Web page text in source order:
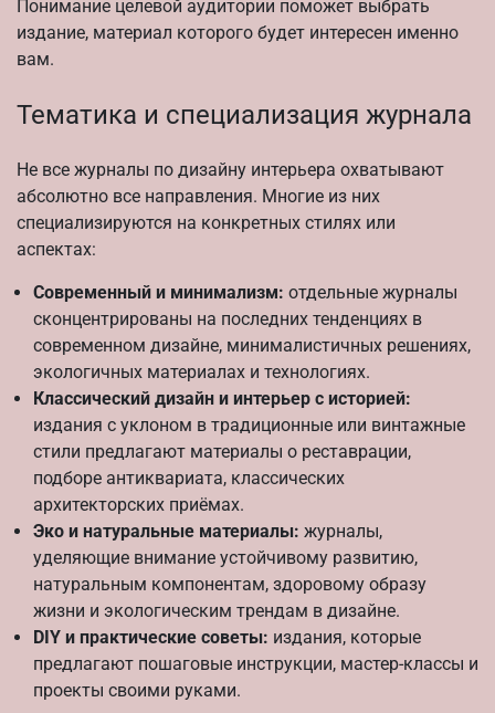
Понимание целевой аудитории поможет выбрать
издание, материал которого будет интересен именно
вам.
Тематика и специализация журнала
Не все журналы по дизайну интерьера охватывают
абсолютно все направления. Многие из них
специализируются на конкретных стилях или
аспектах:
Современный и минимализм: отдельные журналы
сконцентрированы на последних тенденциях в
современном дизайне, минималистичных решениях,
экологичных материалах и технологиях.
Классический дизайн и интерьер с историей:
издания с уклоном в традиционные или винтажные
стили предлагают материалы о реставрации,
подборе антиквариата, классических
архитекторских приёмах.
Эко и натуральные материалы: журналы,
уделяющие внимание устойчивому развитию,
натуральным компонентам, здоровому образу
жизни и экологическим трендам в дизайне.
DIY и практические советы: издания, которые
предлагают пошаговые инструкции, мастер-классы и
проекты своими руками.